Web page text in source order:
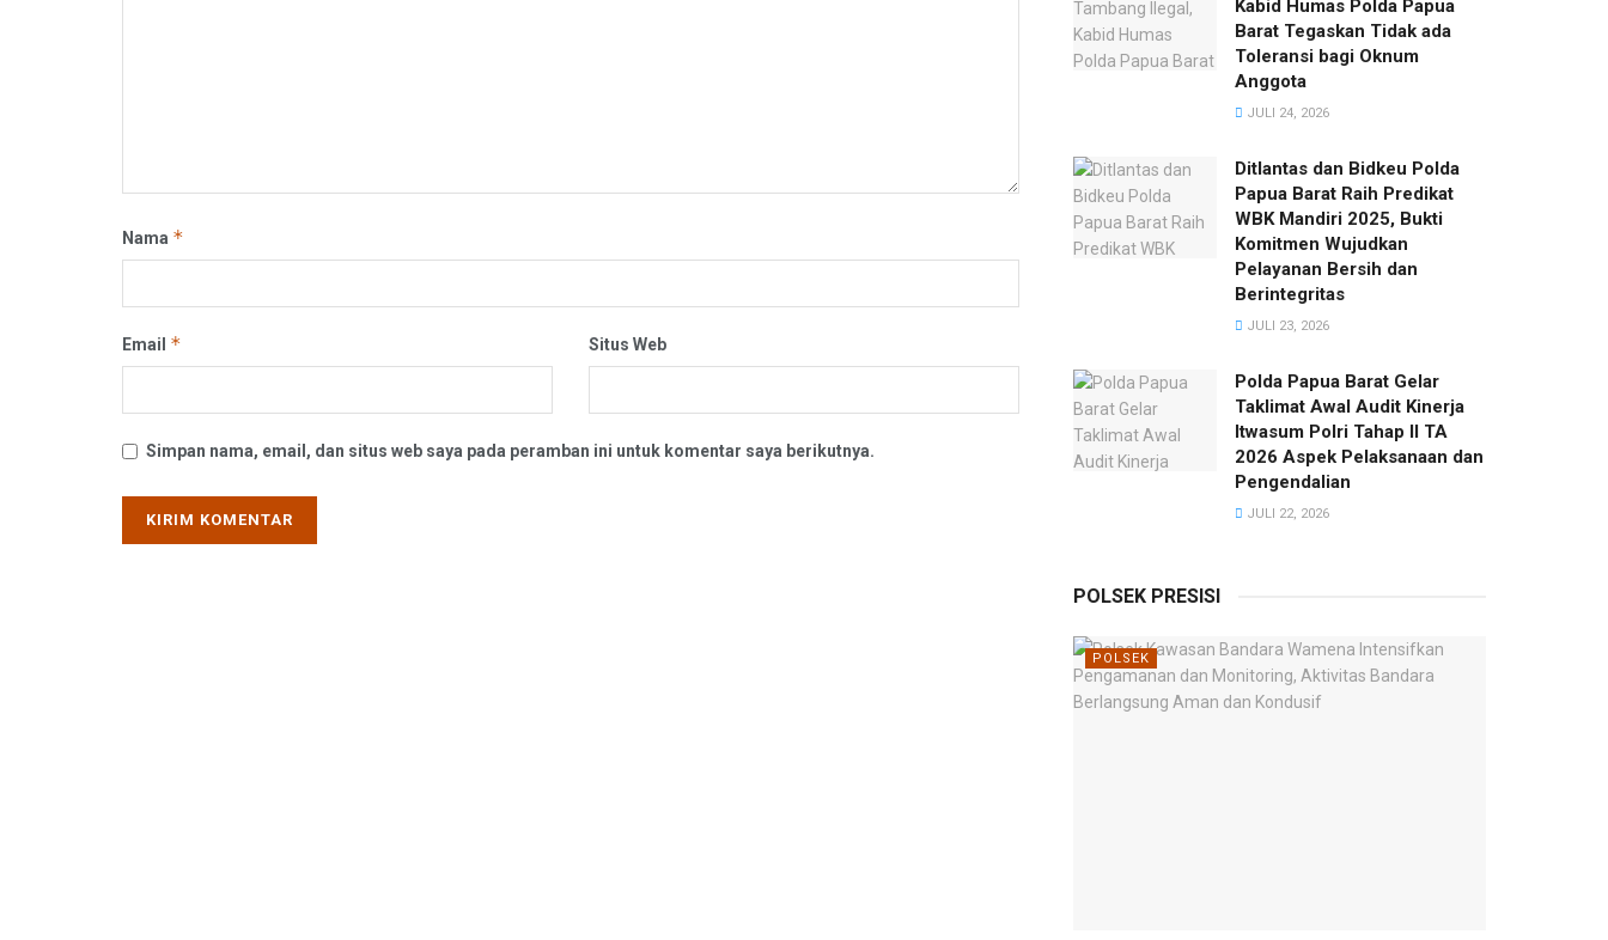
Nama *
Email * Situs Web
Simpan nama, email, dan situs web saya pada peramban ini untuk komentar saya berikutnya.
Kabid Humas Polda Papua
Barat Tegaskan Tidak ada
Toleransi bagi Oknum
Anggota
JULI 24, 2026
Ditlantas dan Bidkeu Polda
Papua Barat Raih Predikat
WBK Mandiri 2025, Bukti
Komitmen Wujudkan
Pelayanan Bersih dan
Berintegritas
JULI 23, 2026
Polda Papua Barat Gelar
Taklimat Awal Audit Kinerja
Itwasum Polri Tahap II TA
2026 Aspek Pelaksanaan dan
Pengendalian
JULI 22, 2026
POLSEK PRESISI
POLSEK